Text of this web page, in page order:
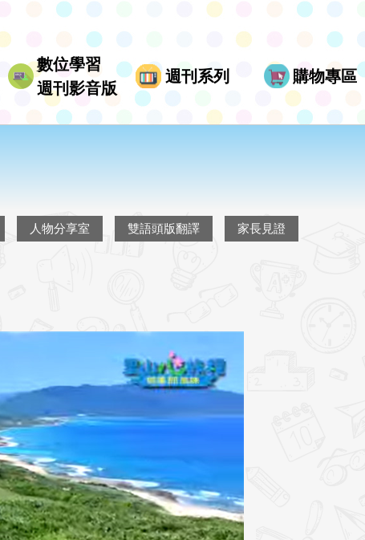
數位學習
週刊影音版
週刊系列 購物專區
人物分享室 雙語頭版翻譯 家長見證